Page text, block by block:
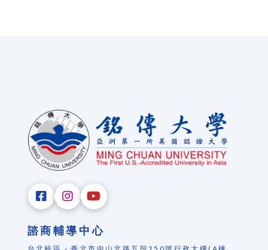
諮商輔導中心